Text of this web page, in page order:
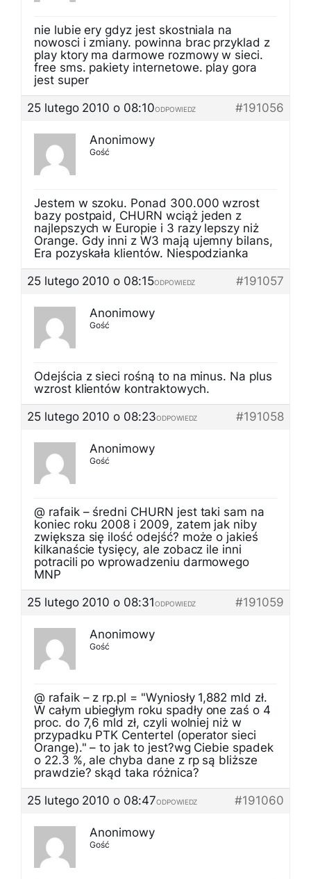
nie lubie ery gdyz jest skostniala na
nowosci i zmiany. powinna brac przyklad z
play ktory ma darmowe rozmowy w sieci.
free sms. pakiety internetowe. play gora
jest super
25 lutego 2010 o 08:10
#191056
ODPOWIEDZ
Anonimowy
Gość
Jestem w szoku. Ponad 300.000 wzrost
bazy postpaid, CHURN wciąż jeden z
najlepszych w Europie i 3 razy lepszy niż
Orange. Gdy inni z W3 mają ujemny bilans,
Era pozyskała klientów. Niespodzianka
25 lutego 2010 o 08:15
#191057
ODPOWIEDZ
Anonimowy
Gość
Odejścia z sieci rośną to na minus. Na plus
wzrost klientów kontraktowych.
25 lutego 2010 o 08:23
#191058
ODPOWIEDZ
Anonimowy
Gość
@ rafaik – średni CHURN jest taki sam na
koniec roku 2008 i 2009, zatem jak niby
zwiększa się ilość odejść? może o jakieś
kilkanaście tysięcy, ale zobacz ile inni
potracili po wprowadzeniu darmowego
MNP
25 lutego 2010 o 08:31
#191059
ODPOWIEDZ
Anonimowy
Gość
@ rafaik – z rp.pl = "Wyniosły 1,882 mld zł.
W całym ubiegłym roku spadły one zaś o 4
proc. do 7,6 mld zł, czyli wolniej niż w
przypadku PTK Centertel (operator sieci
Orange)." – to jak to jest?wg Ciebie spadek
o 22.3 %, ale chyba dane z rp są bliższe
prawdzie? skąd taka różnica?
25 lutego 2010 o 08:47
#191060
ODPOWIEDZ
Anonimowy
Gość